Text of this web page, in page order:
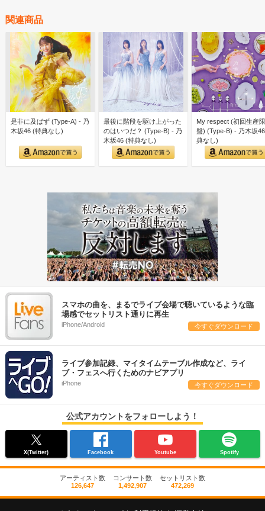
関連商品
是非に及ばず (Type-A) - 乃
木坂46 (特典なし)
最後に階段を駆け上がった
のはいつだ？ (Type-B) - 乃
木坂46 (特典なし)
My respect (初回生産
盤) (Type-B) - 乃木坂
典なし)
スマホの曲を、まるでライブ会場で聴いているような臨
場感でセットリスト通りに再生
iPhone/Android 今すぐダウンロード
ライブ参加記録、マイタイムテーブル作成など、ライ
ブ・フェスへ行くためのナビアプリ
iPhone 今すぐダウンロード
公式アカウントをフォローしよう！
X(Twitter) Facebook Youtube Spotify
アーティスト数
126,647
コンサート数
1,492,907
セットリスト数
472,269